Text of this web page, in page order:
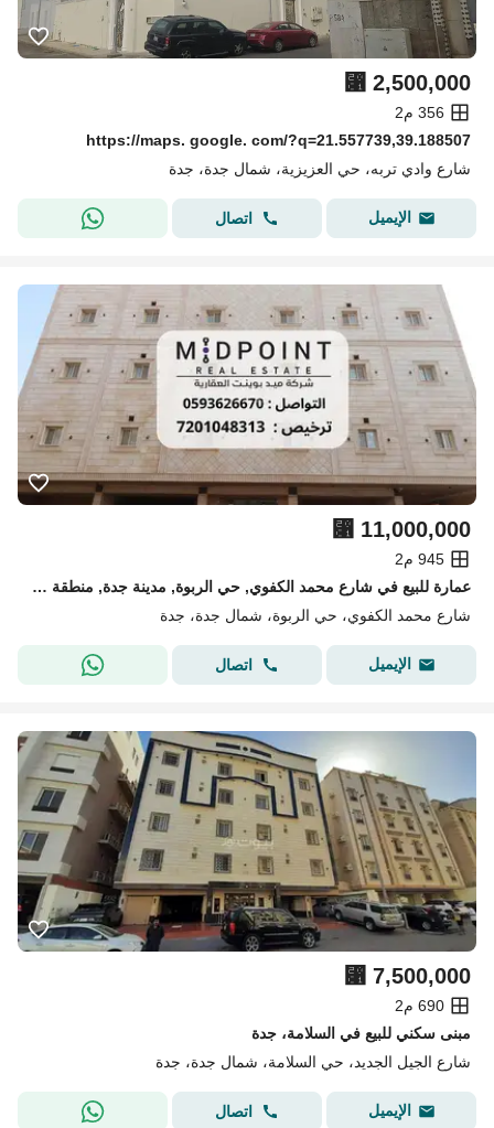
⃁ 2,500,000
356 م2
https://maps. google. com/?q=21.557739,39.188507
شارع وادي تربه، حي العزيزية، شمال جدة، جدة
الإيميل اتصال
⃁ 11,000,000
945 م2
عمارة للبيع في شارع محمد الكفوي, حي الربوة, مدينة جدة, منطقة مكة المكرمة
شارع محمد الكفوي، حي الربوة، شمال جدة، جدة
الإيميل اتصال
⃁ 7,500,000
690 م2
مبنى سكني للبيع في السلامة، جدة
شارع الجيل الجديد، حي السلامة، شمال جدة، جدة
الإيميل اتصال